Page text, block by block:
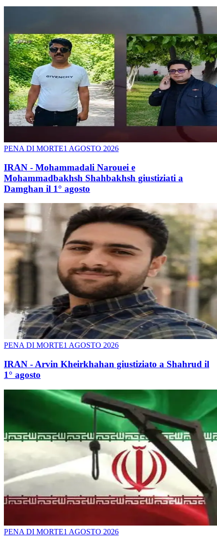
PENA DI MORTE1 AGOSTO 2026
IRAN - Mohammadali Narouei e
Mohammadbakhsh Shahbakhsh giustiziati a
Damghan il 1° agosto
PENA DI MORTE1 AGOSTO 2026
IRAN - Arvin Kheirkhahan giustiziato a Shahrud il
1° agosto
PENA DI MORTE1 AGOSTO 2026